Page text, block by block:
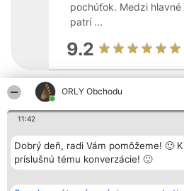
ORLY Obchodu
11:42
Dobrý deň, radi Vám pomôžeme! 🙂
príslušnú tému konverzácie! 🙂
pochúťok. Medzi
patrí ...
9.2
Organizátor hodnotenia
Bright Side Solutions sp. z o.
o. sp. k.
Wrocław 50-079
KRS 0000749100 | Regon
381313360 | NIP 8943132676
+48 508 492 400
Laureáti
Laureatów
Podmienky
Obchodné
podmienky
Zásady